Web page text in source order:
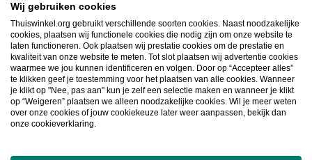
innovatievere toekomst. Dus groei ook mee en maak
shoppen slimmer.
Lid worden
Snel navigeren
Wij gebruiken cookies
Thuiswinkel.org gebruikt verschillende soorten cookies. Naast noodzakelijke
cookies, plaatsen wij functionele cookies die nodig zijn om onze website te
laten functioneren. Ook plaatsen wij prestatie cookies om de prestatie en
kwaliteit van onze website te meten. Tot slot plaatsen wij advertentie cookies
waarmee we jou kunnen identificeren en volgen. Door op “Accepteer alles”
te klikken geef je toestemming voor het plaatsen van alle cookies. Wanneer
je klikt op "Nee, pas aan" kun je zelf een selectie maken en wanneer je klikt
op “Weigeren” plaatsen we alleen noodzakelijke cookies. Wil je meer weten
over onze cookies of jouw cookiekeuze later weer aanpassen, bekijk dan
onze cookieverklaring.